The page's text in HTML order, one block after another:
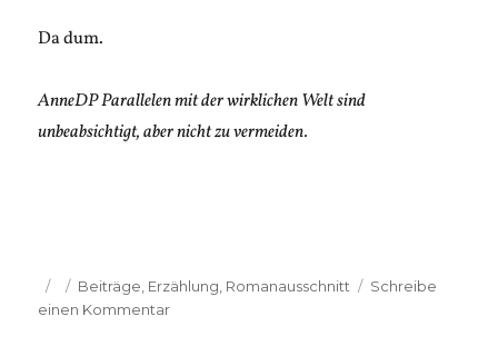
Da dum.
AnneDP Parallelen mit der wirklichen Welt sind
unbeabsichtigt, aber nicht zu vermeiden.
Veröffentlicht
am
Kategorien
Beiträge Erzählung Romanausschnitt
Schreibe
einen Kommentarzu